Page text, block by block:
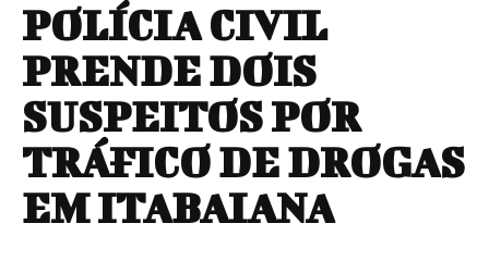
POLÍCIA CIVIL
PRENDE DOIS
SUSPEITOS POR
TRÁFICO DE DROGAS
EM ITABAIANA